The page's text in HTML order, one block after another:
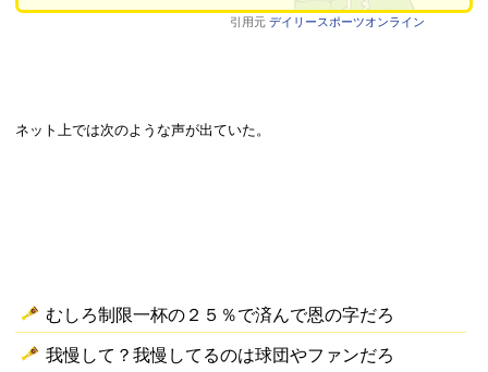
引用元 デイリースポーツオンライン
ネット上では次のような声が出ていた。
むしろ制限一杯の２５％で済んで恩の字だろ
我慢して？我慢してるのは球団やファンだろ